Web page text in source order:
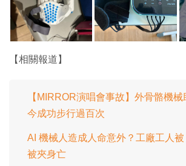
【相關報道】
【MIRROR演唱會事故】外骨骼機
今成功步行過百次
AI 機械人造成人命意外？工廠工人
被夾身亡